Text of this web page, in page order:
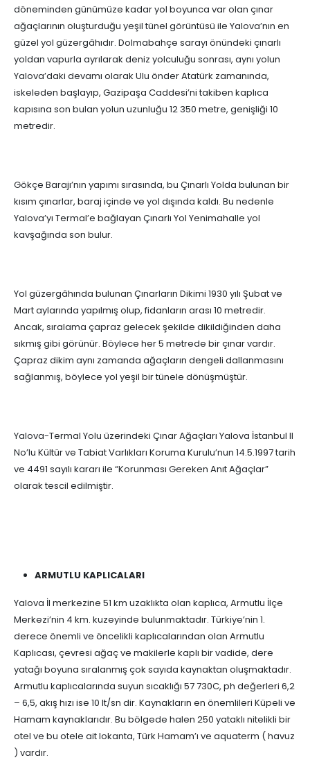
döneminden günümüze kadar yol boyunca var olan çınar
ağaçlarının oluşturduğu yeşil tünel görüntüsü ile Yalova’nın en
güzel yol güzergâhıdır. Dolmabahçe sarayı önündeki çınarlı
yoldan vapurla ayrılarak deniz yolculuğu sonrası, aynı yolun
Yalova’daki devamı olarak Ulu önder Atatürk zamanında,
iskeleden başlayıp, Gazipaşa Caddesi’ni takiben kaplıca
kapısına son bulan yolun uzunluğu 12 350 metre, genişliği 10
metredir.
Gökçe Barajı’nın yapımı sırasında, bu Çınarlı Yolda bulunan bir
kısım çınarlar, baraj içinde ve yol dışında kaldı. Bu nedenle
Yalova’yı Termal’e bağlayan Çınarlı Yol Yenimahalle yol
kavşağında son bulur.
Yol güzergâhında bulunan Çınarların Dikimi 1930 yılı Şubat ve
Mart aylarında yapılmış olup, fidanların arası 10 metredir.
Ancak, sıralama çapraz gelecek şekilde dikildiğinden daha
sıkmış gibi görünür. Böylece her 5 metrede bir çınar vardır.
Çapraz dikim aynı zamanda ağaçların dengeli dallanmasını
sağlanmış, böylece yol yeşil bir tünele dönüşmüştür.
Yalova-Termal Yolu üzerindeki Çınar Ağaçları Yalova İstanbul II
No’lu Kültür ve Tabiat Varlıkları Koruma Kurulu’nun 14.5.1997 tarih
ve 4491 sayılı kararı ile “Korunması Gereken Anıt Ağaçlar”
olarak tescil edilmiştir.
ARMUTLU KAPLICALARI
Yalova İl merkezine 51 km uzaklıkta olan kaplıca, Armutlu İlçe
Merkezi’nin 4 km. kuzeyinde bulunmaktadır. Türkiye’nin 1.
derece önemli ve öncelikli kaplıcalarından olan Armutlu
Kaplıcası, çevresi ağaç ve makilerle kaplı bir vadide, dere
yatağı boyuna sıralanmış çok sayıda kaynaktan oluşmaktadır.
Armutlu kaplıcalarında suyun sıcaklığı 57 730C, ph değerleri 6,2
– 6,5, akış hızı ise 10 lt/sn dir. Kaynakların en önemlileri Küpeli ve
Hamam kaynaklarıdır. Bu bölgede halen 250 yataklı nitelikli bir
otel ve bu otele ait lokanta, Türk Hamam’ı ve aquaterm ( havuz
) vardır.